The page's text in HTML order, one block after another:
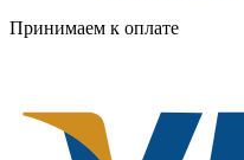
Принимаем к оплате